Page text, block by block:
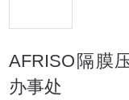
AFRISO隔膜
办事处